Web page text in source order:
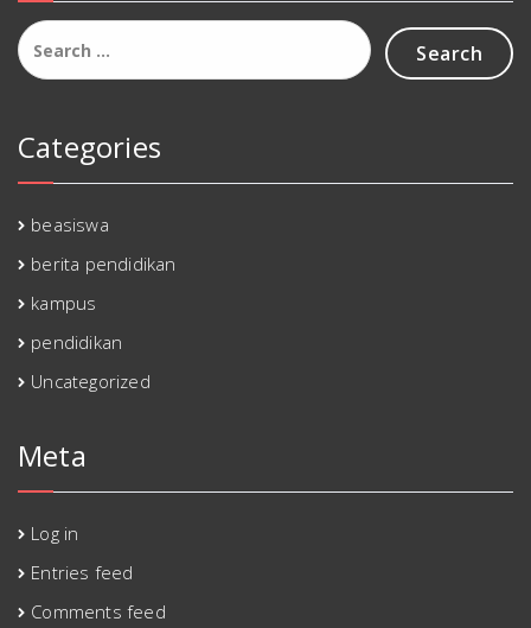
Search
for:
Categories
beasiswa
berita pendidikan
kampus
pendidikan
Uncategorized
Meta
Log in
Entries feed
Comments feed